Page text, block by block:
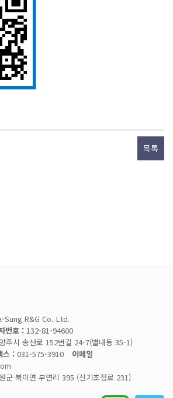
목록
Sung R&G Co. Ltd.
번호 : 132-81-94600
주시 송산로 152번길 24-7(별내동 35-1)
스 : 031-575-3910
이메일
군 북이면 부연리 395 (신기초정로 231)